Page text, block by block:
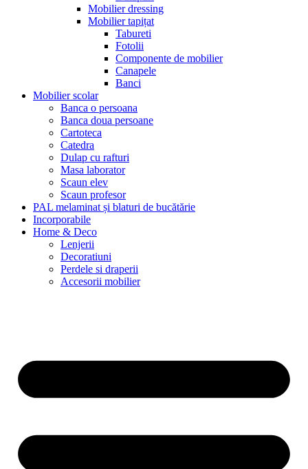
Mobilier dressing
Mobilier tapițat
Tabureti
Fotolii
Componente de mobilier
Canapele
Banci
Mobilier scolar
Banca o persoana
Banca doua persoane
Cartoteca
Catedra
Dulap cu rafturi
Masa laborator
Scaun elev
Scaun profesor
PAL melaminat și blaturi de bucătărie
Incorporabile
Home & Deco
Lenjerii
Decoratiuni
Perdele si draperii
Accesorii mobilier